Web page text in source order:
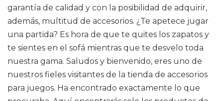
garantía de calidad y con la posibilidad de adquirir,
además, multitud de accesorios. ¿Te apetece jugar
una partida? Es hora de que te quites los zapatos y
te sientes en el sofá mientras que te desvelo toda
nuestra gama. Saludos y bienvenido, eres uno de
nuestros fieles visitantes de la tienda de accesorios
para juegos. Ha encontrado exactamente lo que